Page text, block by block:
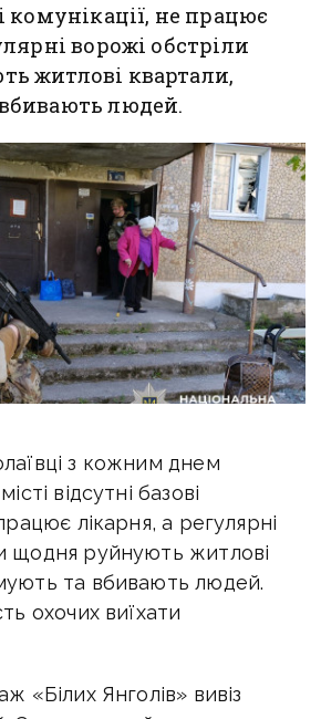
комунікації, не працює
ворожі обстріли
житлові квартали,
людей.
з кожним днем
відсутні базові
лікарня, а регулярні
щодня руйнують житлові
та вбивають людей.
охочих виїхати
«Білих Янголів» вивіз